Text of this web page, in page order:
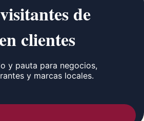
de
clientes
y pauta para negocios,
y marcas locales.